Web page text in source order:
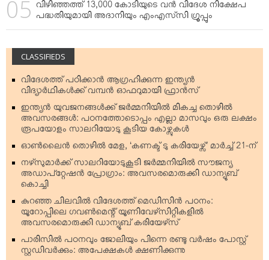
വിഴിഞ്ഞത്ത് 13,000 കോടിയുടെ വന്‍ വിദേശ നിക്ഷേപ
പദ്ധതിയുമായി അദാനിയും എംഎസ്‌സി ഗ്രൂപ്പും
CLASSIFIEDS
വിദേശത്ത് പഠിക്കാന്‍ ആഗ്രഹിക്കുന്ന ഇന്ത്യന്‍
വിദ്യാര്‍ഥികള്‍ക്ക് വമ്പന്‍ ഓഫറുമായി ഫ്രാന്‍സ്
ഇന്ത്യന്‍ യുവജനങ്ങള്‍ക്ക് ജര്‍മ്മനിയില്‍ മികച്ച തൊഴില്‍
അവസരങ്ങള്‍: പഠനത്തോടൊപ്പം എല്ലാ മാസവും ഒരു ലക്ഷം
രൂപയോളം സാലറിയോടു കൂടിയ കോഴ്സുകള്‍
ഓണ്‍ലൈന്‍ തൊഴില്‍ മേള, ‘കണക്ട് ടു കരിയേഴ്സ്’ മാര്‍ച്ച് 21-ന്
നഴ്‌സുമാര്‍ക്ക് സാലറിയോടുകൂടി ജര്‍മ്മനിയില്‍ സൗജന്യ
അഡാപ്റ്റേഷന്‍ പ്രോഗ്രാം: അവസരമൊരുക്കി ഡാന്യൂബ്
കൊച്ചി
കുറഞ്ഞ ചിലവില്‍ വിദേശത്ത് മെഡിസിന്‍ പഠനം:
യൂറോപ്പിലെ ഗവണ്‍മെന്റ് യൂണിവേഴ്‌സിറ്റികളില്‍
അവസരമൊരുക്കി ഡാന്യൂബ് കരിയേഴ്‌സ്
പാരിസില്‍ പഠനവും ജോലിയും പിന്നെ രണ്ടു വര്‍ഷം പോസ്റ്റ്
സ്റ്റഡിവര്‍ക്കും: അപേക്ഷകള്‍ ക്ഷണിക്കുന്നു